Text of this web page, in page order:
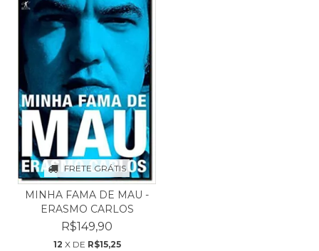
FRETE GRÁTIS
MINHA FAMA DE MAU -
ERASMO CARLOS
R$149,90
12 X DE R$15,25